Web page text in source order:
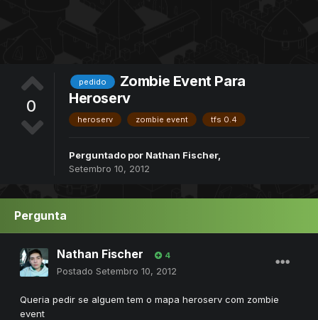
0
pedido
Zombie Event Para
Heroserv
heroserv zombie event tfs 0.4
Perguntado por Nathan Fischer,
Setembro 10, 2012
Pergunta
Nathan Fischer 4
Postado Setembro 10, 2012
Queria pedir se alguem tem o mapa heroserv com zombie
event